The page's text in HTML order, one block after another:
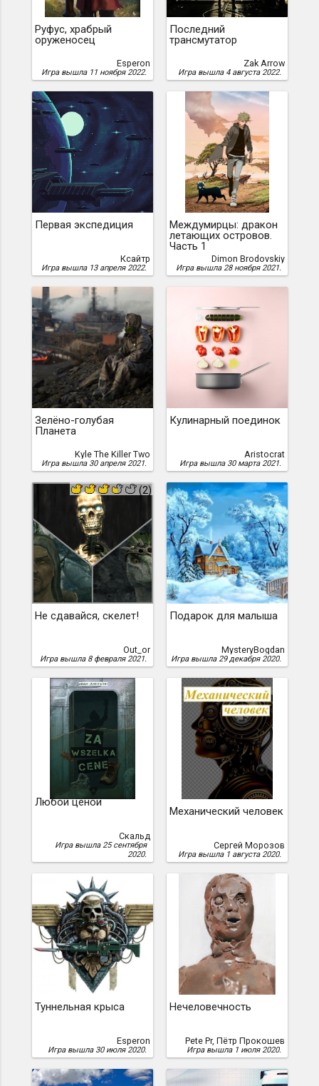
Руфус, храбрый
оруженосец
Esperon
Игра вышла 11 ноября 2022.
Последний
трансмутатор
Zak Arrow
Игра вышла 4 августа 2022.
Первая экспедиция
Ксайтр
Игра вышла 13 апреля 2022.
Междумирцы: дракон
летающих островов.
Часть 1
Dimon Brodovskiy
Игра вышла 28 ноября 2021.
Зелёно-голубая
Планета
Kyle The Killer Two
Игра вышла 30 апреля 2021.
Кулинарный поединок
Aristocrat
Игра вышла 30 марта 2021.
(2)
Не сдавайся, скелет!
Out_or
Игра вышла 8 февраля 2021.
Подарок для малыша
MysteryBogdan
Игра вышла 29 декабря 2020.
Любой ценой
Скальд
Игра вышла 25 сентября
2020.
Механический человек
Сергей Морозов
Игра вышла 1 августа 2020.
Туннельная крыса
Esperon
Игра вышла 30 июля 2020.
Нечеловечность
Pete Pr, Пётр Прокошев
Игра вышла 1 июля 2020.